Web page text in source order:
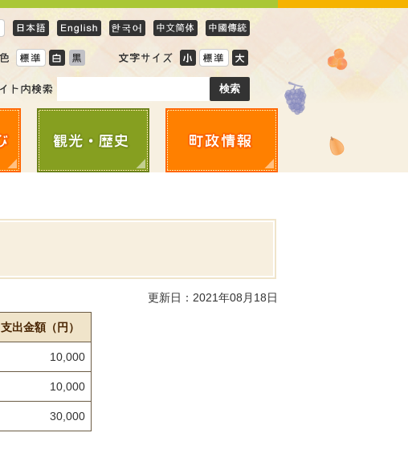
更新日：2021年08月18日
支出金額（円）
10,000
10,000
30,000